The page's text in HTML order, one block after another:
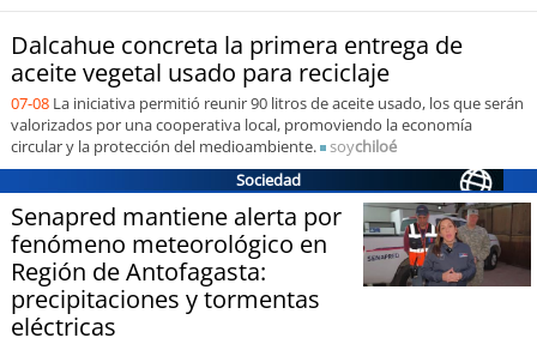
Dalcahue concreta la primera entrega de
aceite vegetal usado para reciclaje
07-08 La iniciativa permitió reunir 90 litros de aceite usado, los que serán
valorizados por una cooperativa local, promoviendo la economía
circular y la protección del medioambiente.
soychiloé
Sociedad
Senapred mantiene alerta por
fenómeno meteorológico en
Región de Antofagasta:
precipitaciones y tormentas
eléctricas